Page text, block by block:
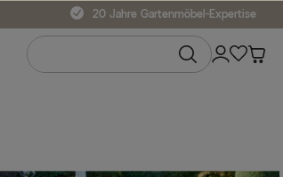
20 Jahre Gartenmöbel-Expertise